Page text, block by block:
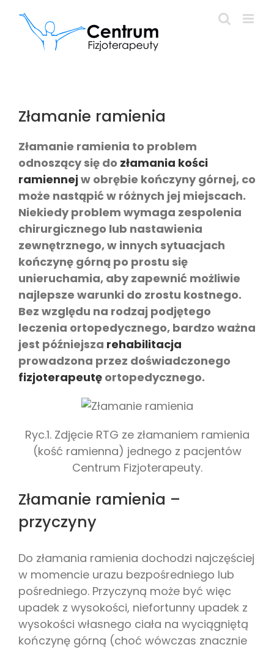
zawartości
Złamanie ramienia
Złamanie ramienia to problem
odnoszący się do złamania kości
ramiennejw obrębie kończyny górnej, co
może nastąpić w różnych jej miejscach.
Niekiedy problem wymaga zespolenia
chirurgicznego lub nastawienia
zewnętrznego, w innych sytuacjach
kończynę górną po prostu się
unieruchamia, aby zapewnić możliwie
najlepsze warunki do zrostu kostnego.
Bez względu na rodzaj podjętego
leczenia ortopedycznego, bardzo ważna
jest późniejsza rehabilitacja
prowadzona przez doświadczonego
fizjoterapeutę ortopedycznego.
Ryc.1. Zdjęcie RTG ze złamaniem ramienia
(kość ramienna) jednego z pacjentów
Centrum Fizjoterapeuty.
Złamanie ramienia –
przyczyny
Do złamania ramienia dochodzi najczęściej
w momencie urazu bezpośredniego lub
pośredniego. Przyczyną może być więc
upadek z wysokości, niefortunny upadek z
wysokości własnego ciała na wyciągniętą
kończynę górną (choć wówczas znacznie